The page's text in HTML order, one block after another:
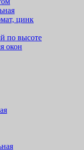
цинк
по высоте
окон